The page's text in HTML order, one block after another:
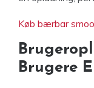
Køb bærbar
Brugere